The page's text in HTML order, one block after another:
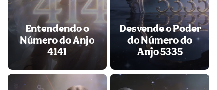
Entendendo o
Número do Anjo
4141
Desvende o Poder
do Número do
Anjo 5335